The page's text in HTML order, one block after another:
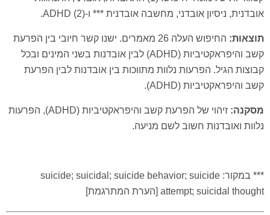
אובדנית, ניסיון אובדני, מחשבה אובדנית *** ו-(2) ADHD.
תוצאות:
החיפוש העלה 26 מאמרים. ישנו קשר חיובי בין הפרעת
קשב והיפראקטיביות (ADHD) לבין אובדנות בשני המינים ובכל
קבוצות הגיל. הפרעות נלוות מתווכות בין אובדנות לבין הפרעת
קשב והיפראקטיביות (ADHD).
מסקנה:
זיהוי של הפרעת קשב והיפראקטיביות (ADHD), הפרעות
נלוות ואובדנות חשוב לשם מניעה.
*** במקור: suicide; suicidal; suicide behavior; suicide
attempt; suicidal thought [הערת המתרגמת]